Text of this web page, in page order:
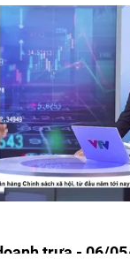
trưa - 06/